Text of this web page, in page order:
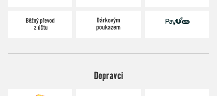
Dopravci